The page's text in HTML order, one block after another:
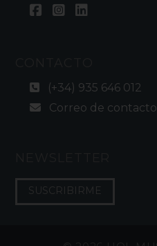
(+34) 935 646 012
Correo de contacto
SUSCRIBIRME